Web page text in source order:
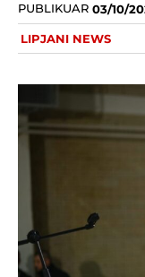
PUBLIKUAR 03/10/
LIPJANI NEWS